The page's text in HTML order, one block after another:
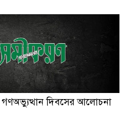
গণঅভ্যুত্থান দিবসের আলোচনা